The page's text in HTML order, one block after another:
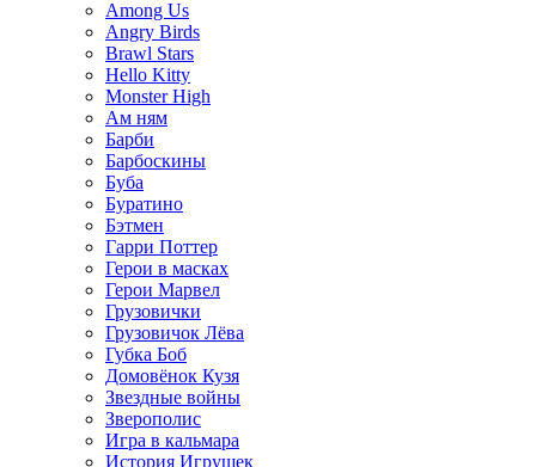
Among Us
Angry Birds
Brawl Stars
Hello Kitty
Monster High
Ам ням
Барби
Барбоскины
Буба
Буратино
Бэтмен
Гарри Поттер
Герои в масках
Герои Марвел
Грузовички
Грузовичок Лёва
Губка Боб
Домовёнок Кузя
Звездные войны
Зверополис
Игра в кальмара
История Игрушек